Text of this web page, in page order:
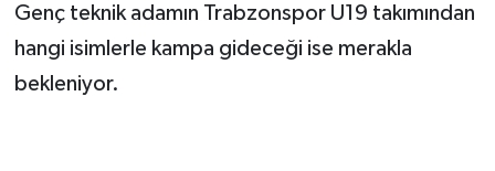
Genç teknik adamın Trabzonspor U19 takımından
hangi isimlerle kampa gideceği ise merakla
bekleniyor.